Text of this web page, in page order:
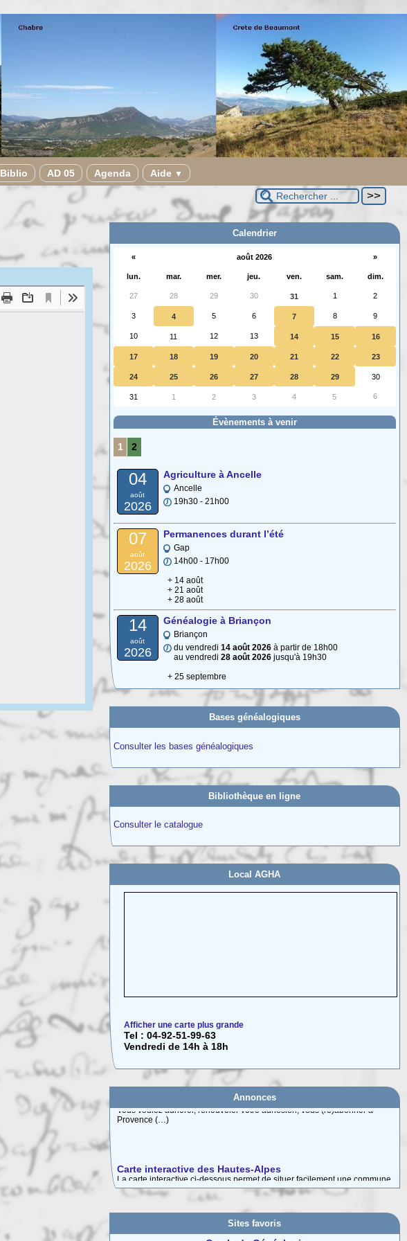
Biblio AD 05 Agenda Aide ▼
Calendrier
« août 2026 »
lun. mar. mer. jeu. ven. sam. dim.
27 28 29 30 31 1 2
3 4 5 6 7 8 9
10 11 12 13 14 15 16
17 18 19 20 21 22 23
24 25 26 27 28 29 30
31 1 2 3 4 5 6
Évènements à venir
1 2
04
août
2026
Agriculture à Ancelle
Ancelle
19h30 - 21h00
07
août
2026
Permanences durant l’été
Gap
14h00 - 17h00
+ 14 août
+ 21 août
+ 28 août
14
août
2026
Généalogie à Briançon
Briançon
du vendredi 14 août 2026à partir de 18h00
au vendredi 28 août 2026jusqu'à 19h30
+ 25 septembre
Bases généalogiques
Consulter les bases généalogiques
Bibliothèque en ligne
Consulter le catalogue
Local AGHA
Afficher une carte plus grande
Tel : 04-92-51-99-63
Vendredi de 14h à 18h
Annonces
Adhésion 2026
Vous voulez adhérer, renouveler votre adhésion, vous (ré)abonner à
Carte interactive des Hautes-Alpes
Sites favoris